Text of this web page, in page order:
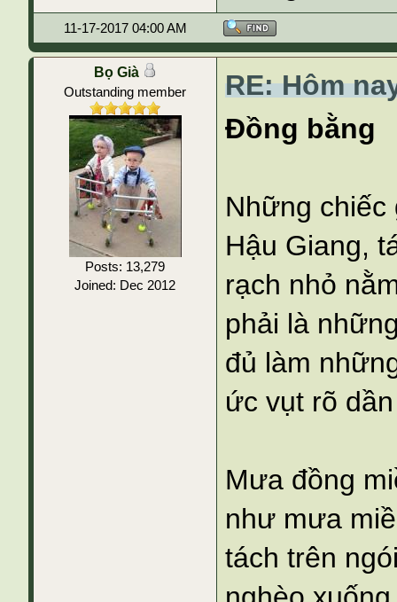
11-17-2017 04:00 AM
Bọ Già
Outstanding member
Posts: 13,279
Joined: Dec 2012
RE: Hôm
Đồng bằng
Những
Hậu Giang,
rạch nhỏ
phải là
đủ làm
ức vụt rõ
Mưa đồng
như mưa
tách trên